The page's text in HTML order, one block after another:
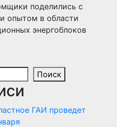
поделились с
опытом в области
энергоблоков
Поиск
ГАИ проведет